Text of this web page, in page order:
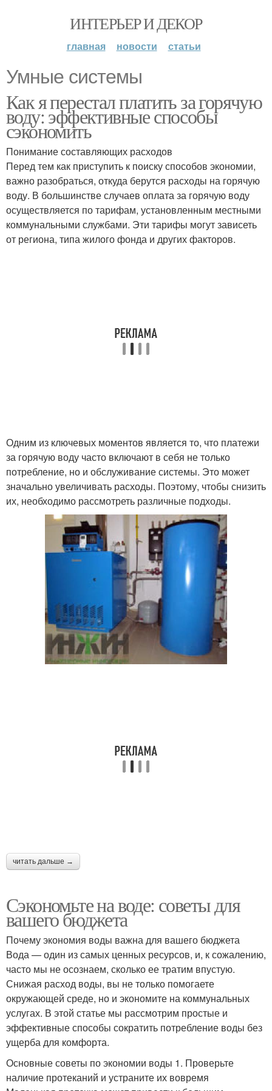
ИНТЕРЬЕР И ДЕКОР
главная новости статьи
Умные системы
Как я перестал платить за горячую
воду: эффективные способы
сэкономить
Понимание составляющих расходов
Перед тем как приступить к поиску способов экономии,
важно разобраться, откуда берутся расходы на горячую
воду. В большинстве случаев оплата за горячую воду
осуществляется по тарифам, установленным местными
коммунальными службами. Эти тарифы могут зависеть
от региона, типа жилого фонда и других факторов.
Одним из ключевых моментов является то, что платежи
за горячую воду часто включают в себя не только
потребление, но и обслуживание системы. Это может
значально увеличивать расходы. Поэтому, чтобы снизить
их, необходимо рассмотреть различные подходы.
читать дальше →
Сэкономьте на воде: советы для
вашего бюджета
Почему экономия воды важна для вашего бюджета
Вода — один из самых ценных ресурсов, и, к сожалению,
часто мы не осознаем, сколько ее тратим впустую.
Снижая расход воды, вы не только помогаете
окружающей среде, но и экономите на коммунальных
услугах. В этой статье мы рассмотрим простые и
эффективные способы сократить потребление воды без
ущерба для комфорта.
Основные советы по экономии воды 1. Проверьте
наличие протеканий и устраните их вовремя